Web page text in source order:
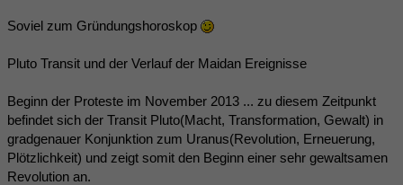
Soviel zum Gründungshoroskop
Pluto Transit und der Verlauf der Maidan Ereignisse
Beginn der Proteste im November 2013 ... zu diesem Zeitpunkt
befindet sich der Transit Pluto(Macht, Transformation, Gewalt) in
gradgenauer Konjunktion zum Uranus(Revolution, Erneuerung,
Plötzlichkeit) und zeigt somit den Beginn einer sehr gewaltsamen
Revolution an.